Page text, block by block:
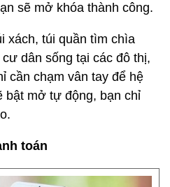
sẽ mở khóa thành công.
xách, túi quần tìm chìa
dân sống tại các đô thị,
cần chạm vân tay để hệ
bật mở tự động, bạn chỉ
toán